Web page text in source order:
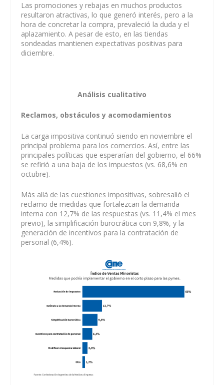
Las promociones y rebajas en muchos productos
resultaron atractivas, lo que generó interés, pero a la
hora de concretar la compra, prevaleció la duda y el
aplazamiento. A pesar de esto, en las tiendas
sondeadas mantienen expectativas positivas para
diciembre.
Análisis cualitativo
Reclamos, obstáculos y acomodamientos
La carga impositiva continuó siendo en noviembre el
principal problema para los comercios. Así, entre las
principales políticas que esperarían del gobierno, el 66%
se refirió a una baja de los impuestos (vs. 68,6% en
octubre).
Más allá de las cuestiones impositivas, sobresalió el
reclamo de medidas que fortalezcan la demanda
interna con 12,7% de las respuestas (vs. 11,4% el mes
previo), la simplificación burocrática con 9,8%, y la
generación de incentivos para la contratación de
personal (6,4%).